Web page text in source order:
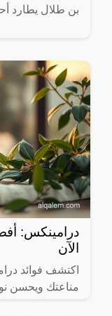
بن طلال يطارد
الآن
اكتشف فوائد
مناعتك ويحسن